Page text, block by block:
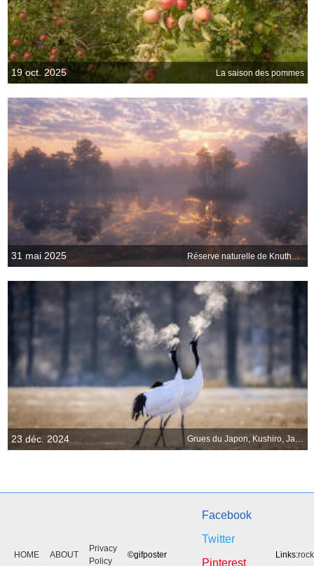
19 oct. 2025 La saison des pommes
31 mai 2025 Réserve naturelle de Knuthöjdsmossen, Suède
23 déc. 2024 Grues du Japon, Kushiro, Japon
HOME ABOUT
Privacy
Policy
©gifposter
Facebook
Twitter
Pinterest
Links: